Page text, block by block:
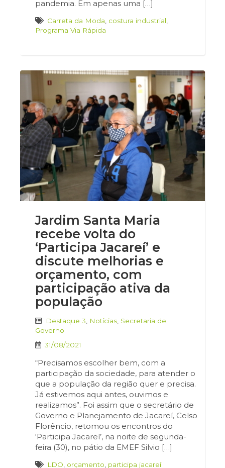
pandemia. Em apenas uma […]
Carreta da Moda costura industrial
Programa Via Rápida
Jardim Santa Maria
recebe volta do
‘Participa Jacareí’ e
discute melhorias e
orçamento, com
participação ativa da
população
Destaque 3 Notícias Secretaria de
Governo
31/08/2021
“Precisamos escolher bem, com a
participação da sociedade, para atender o
que a população da região quer e precisa.
Já estivemos aqui antes, ouvimos e
realizamos”. Foi assim que o secretário de
Governo e Planejamento de Jacareí, Celso
Florêncio, retomou os encontros do
‘Participa Jacareí’, na noite de segunda-
feira (30), no pátio da EMEF Silvio […]
LDO orçamento participa jacareí